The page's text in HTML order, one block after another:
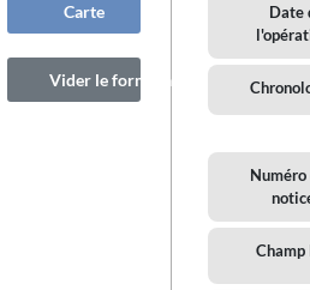
Carte
Vider le formulaire
Date
Numéro
Champ